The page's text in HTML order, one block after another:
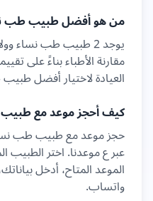
من هو أفضل طبيبطب
يوجد2طبيبطب نساء
مقارنة الأطباء بناءً على
العيادة لاختيار أفضل طبيب
كيف أحجز موعد مع طبيب
حجز موعد مع طبيبطب
عبر ع موعدنا. اختر الطبيب
الموعد المتاح، أدخل
واتساب.